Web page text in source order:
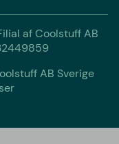
af Coolstuff AB
AB Sverige